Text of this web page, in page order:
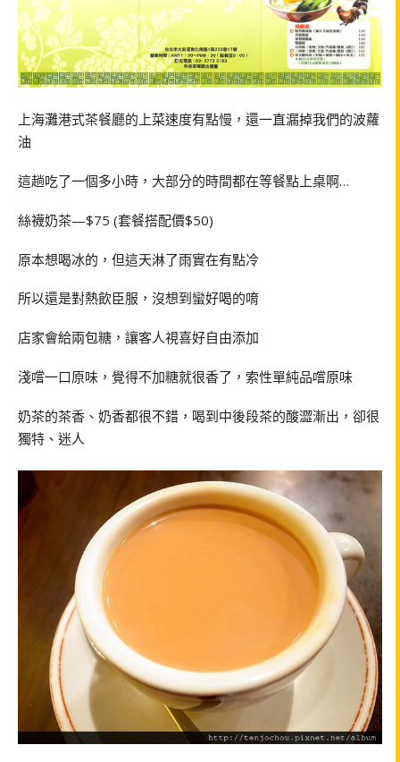
上海灘港式茶餐廳的上菜速度有點慢，還一直漏掉我們的波蘿
油
這趟吃了一個多小時，大部分的時間都在等餐點上桌啊…
絲襪奶茶—$75 (套餐搭配價$50)
原本想喝冰的，但這天淋了雨實在有點冷
所以還是對熱飲臣服，沒想到蠻好喝的唷
店家會給兩包糖，讓客人視喜好自由添加
淺嚐一口原味，覺得不加糖就很香了，索性單純品嚐原味
奶茶的茶香、奶香都很不錯，喝到中後段茶的酸澀漸出，卻很
獨特、迷人